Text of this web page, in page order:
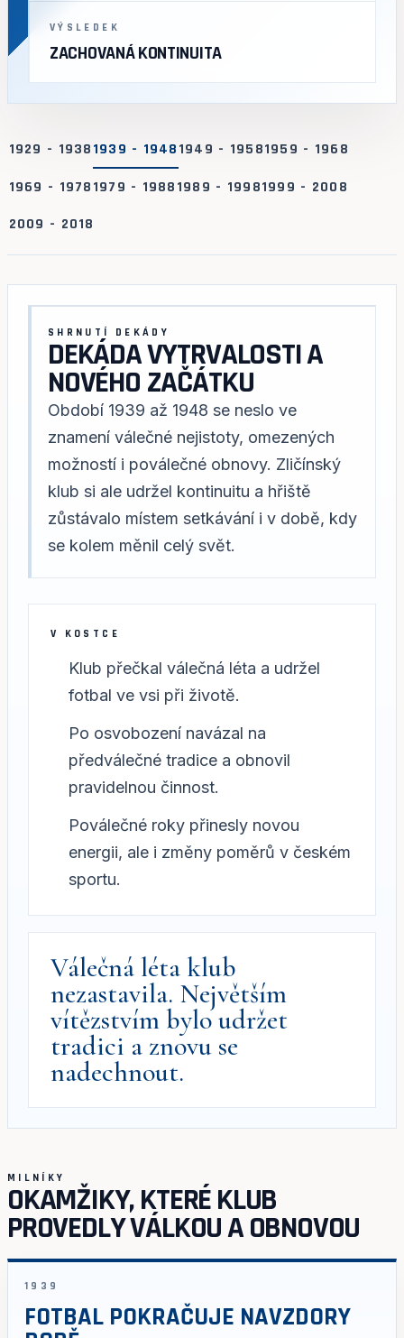
VÝSLEDEK
ZACHOVANÁ KONTINUITA
1929 - 19381939 - 19481949 - 19581959 - 1968
1969 - 19781979 - 19881989 - 19981999 - 2008
2009 - 2018
SHRNUTÍ DEKÁDY
DEKÁDA VYTRVALOSTI A
NOVÉHO ZAČÁTKU
Období 1939 až 1948 se neslo ve
znamení válečné nejistoty, omezených
možností i poválečné obnovy. Zličínský
klub si ale udržel kontinuitu a hřiště
zůstávalo místem setkávání i v době, kdy
se kolem měnil celý svět.
V KOSTCE
Klub přečkal válečná léta a udržel
fotbal ve vsi při životě.
Po osvobození navázal na
předválečné tradice a obnovil
pravidelnou činnost.
Poválečné roky přinesly novou
energii, ale i změny poměrů v českém
sportu.
Válečná léta klub
nezastavila. Největším
vítězstvím bylo udržet
tradici a znovu se
nadechnout.
MILNÍKY
OKAMŽIKY, KTERÉ KLUB
PROVEDLY VÁLKOU A OBNOVOU
1939
FOTBAL POKRAČUJE NAVZDORY